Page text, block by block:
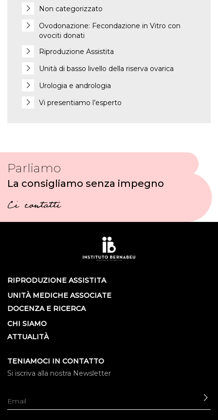
Non categorizzato
Ovodonazione: Fecondazione in Vitro con
ovociti donati
Riproduzione Assistita
Unità di basso livello della riserva ovarica
Urologia e andrologia
Vi presentiamo l’esperto
Parliamo
La consigliamo senza impegno
Ci contatti
RIPRODUZIONE ASSISTITA
UNITÀ MEDICHE ASSOCIATE
DOCENZA E RICERCA
CHI SIAMO
ATTUALITÀ
TENIAMOCI IN CONTATTO
Si iscriva alla nostra Newsletter